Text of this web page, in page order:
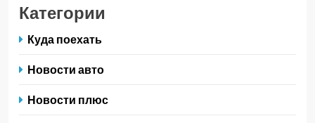
Категории
Куда поехать
Новости авто
Новости плюс